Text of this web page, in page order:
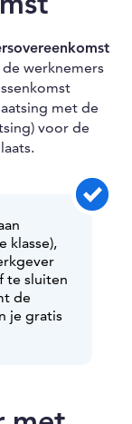
werknemers
met de
voor de
klasse),
te sluiten
de
je gratis